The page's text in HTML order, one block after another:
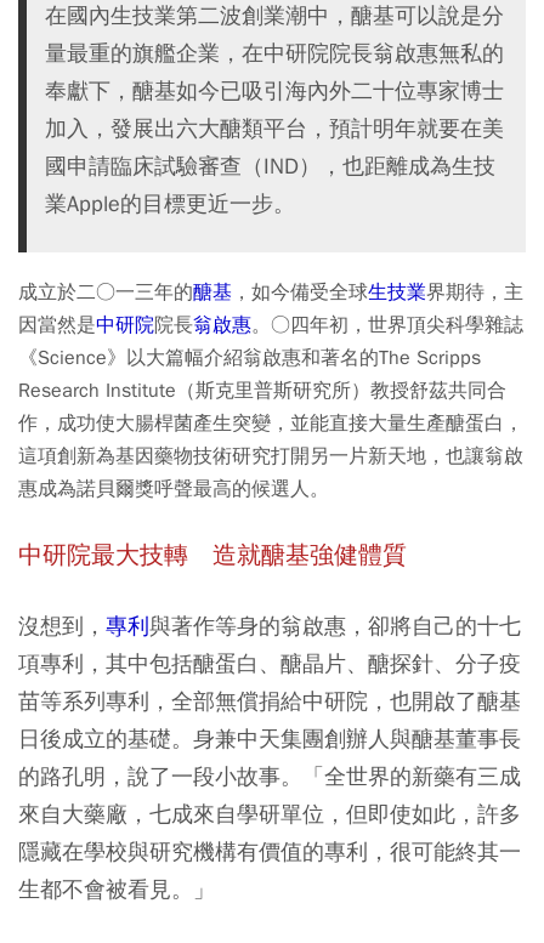
在國內生技業第二波創業潮中，醣基可以說是分
量最重的旗艦企業，在中研院院長翁啟惠無私的
奉獻下，醣基如今已吸引海內外二十位專家博士
加入，發展出六大醣類平台，預計明年就要在美
國申請臨床試驗審查（IND），也距離成為生技
業Apple的目標更近一步。
成立於二○一三年的醣基 ，如今備受全球生技業界期待，主
因當然是中研院院長翁啟惠。○四年初，世界頂尖科學雜誌
《Science》以大篇幅介紹翁啟惠和著名的The Scripps
Research Institute（斯克里普斯研究所）教授舒茲共同合
作，成功使大腸桿菌產生突變，並能直接大量生產醣蛋白，
這項創新為基因藥物技術研究打開另一片新天地，也讓翁啟
惠成為諾貝爾獎呼聲最高的候選人。
中研院最大技轉 造就醣基強健體質
沒想到， 專利與著作等身的翁啟惠，卻將自己的十七
項專利，其中包括醣蛋白、醣晶片、醣探針、分子疫
苗等系列專利，全部無償捐給中研院，也開啟了醣基
日後成立的基礎。身兼中天集團創辦人與醣基董事長
的路孔明，說了一段小故事。「全世界的新藥有三成
來自大藥廠，七成來自學研單位，但即使如此，許多
隱藏在學校與研究機構有價值的專利，很可能終其一
生都不會被看見。」